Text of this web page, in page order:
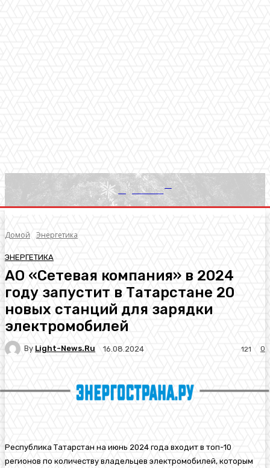
Light News
Домой Энергетика
ЭНЕРГЕТИКА
АО «Сетевая компания» в 2024
году запустит в Татарстане 20
новых станций для зарядки
электромобилей
By Light-News.ru 16.08.2024 0
121
Республика Татарстан на июнь 2024 года входит в топ-10
регионов по количеству владельцев электромобилей, которым